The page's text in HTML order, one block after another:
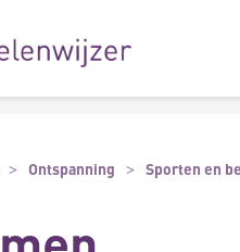
Ontspanning Sporten en